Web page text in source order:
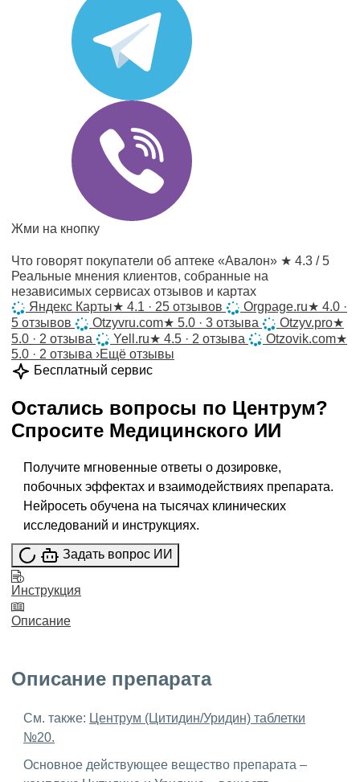
Жми на кнопку
Что говорят покупатели об аптеке «Авалон» ★ 4.3 / 5
Реальные мнения клиентов, собранные на
независимых сервисах отзывов и картах
Яндекс Карты★ 4.1 · 25 отзывов Orgpage.ru★ 4.0 ·
5 отзывов
Otzyvru.com★ 5.0 · 3 отзыва Otzyv.pro★
5.0 · 2 отзыва
Yell.ru★ 4.5 · 2 отзыва Otzovik.com★
5.0 · 2 отзыва ›Ещё отзывы
Бесплатный сервис
Остались вопросы по Центрум?
Спросите Медицинского ИИ
Получите мгновенные ответы о дозировке,
побочных эффектах и взаимодействиях препарата.
Нейросеть обучена на тысячах клинических
исследований и инструкциях.
Задать вопрос ИИ
Инструкция
Описание
Описание препарата
См. также: Центрум (Цитидин/Уридин) таблетки
№20.
Основное действующее вещество препарата –